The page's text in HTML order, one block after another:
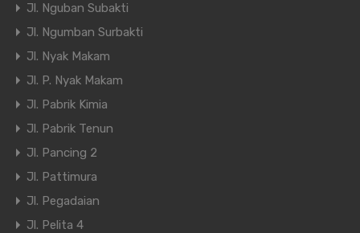
Jl. Nguban Subakti
Jl. Ngumban Surbakti
Jl. Nyak Makam
Jl. P. Nyak Makam
Jl. Pabrik Kimia
Jl. Pabrik Tenun
Jl. Pancing 2
Jl. Pattimura
Jl. Pegadaian
Jl. Pelita 4